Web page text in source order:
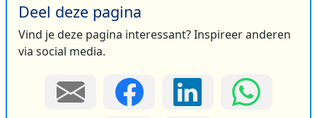
Deel deze pagina
Vind je deze pagina interessant? Inspireer anderen
via social media.